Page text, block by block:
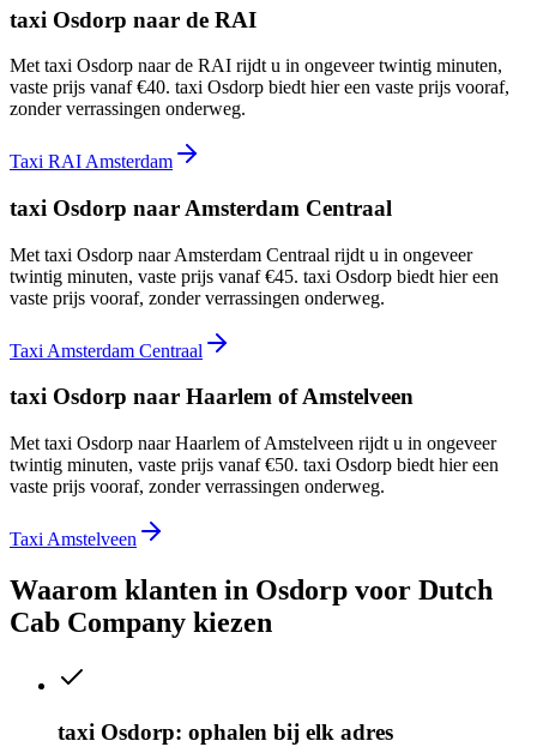
taxi Osdorp naar de RAI
Met taxi Osdorp naar de RAI rijdt u in ongeveer twintig minuten,
vaste prijs vanaf €40. taxi Osdorp biedt hier een vaste prijs vooraf,
zonder verrassingen onderweg.
Taxi RAI Amsterdam
taxi Osdorp naar Amsterdam Centraal
Met taxi Osdorp naar Amsterdam Centraal rijdt u in ongeveer
twintig minuten, vaste prijs vanaf €45. taxi Osdorp biedt hier een
vaste prijs vooraf, zonder verrassingen onderweg.
Taxi Amsterdam Centraal
taxi Osdorp naar Haarlem of Amstelveen
Met taxi Osdorp naar Haarlem of Amstelveen rijdt u in ongeveer
twintig minuten, vaste prijs vanaf €50. taxi Osdorp biedt hier een
vaste prijs vooraf, zonder verrassingen onderweg.
Taxi Amstelveen
Waarom klanten in Osdorp voor Dutch
Cab Company kiezen
taxi Osdorp: ophalen bij elk adres